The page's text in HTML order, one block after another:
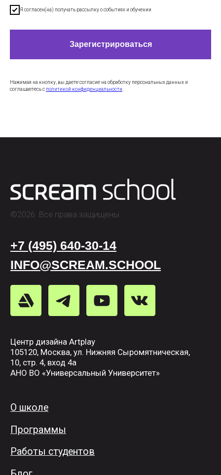
Я согласен(на) получать рассылку о событиях и обучении
Зарегистрироваться
Нажимая на кнопку, вы даете согласие на обработку персональных данных и
соглашаетесь c политикой конфиденциальности